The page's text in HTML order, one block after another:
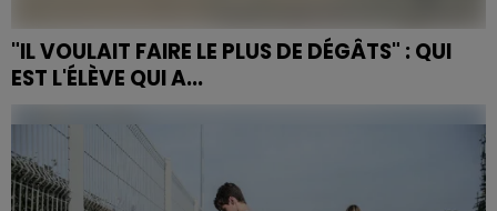
"IL VOULAIT FAIRE LE PLUS DE DÉGÂTS" : QUI
EST L'ÉLÈVE QUI A...
Mardi matin à Nogent, une surveillante du collège
Françoise-Dolto a été mortellement poignardée par
un élève de 14 ans. L’adolescent, interpellé
rapidement,...